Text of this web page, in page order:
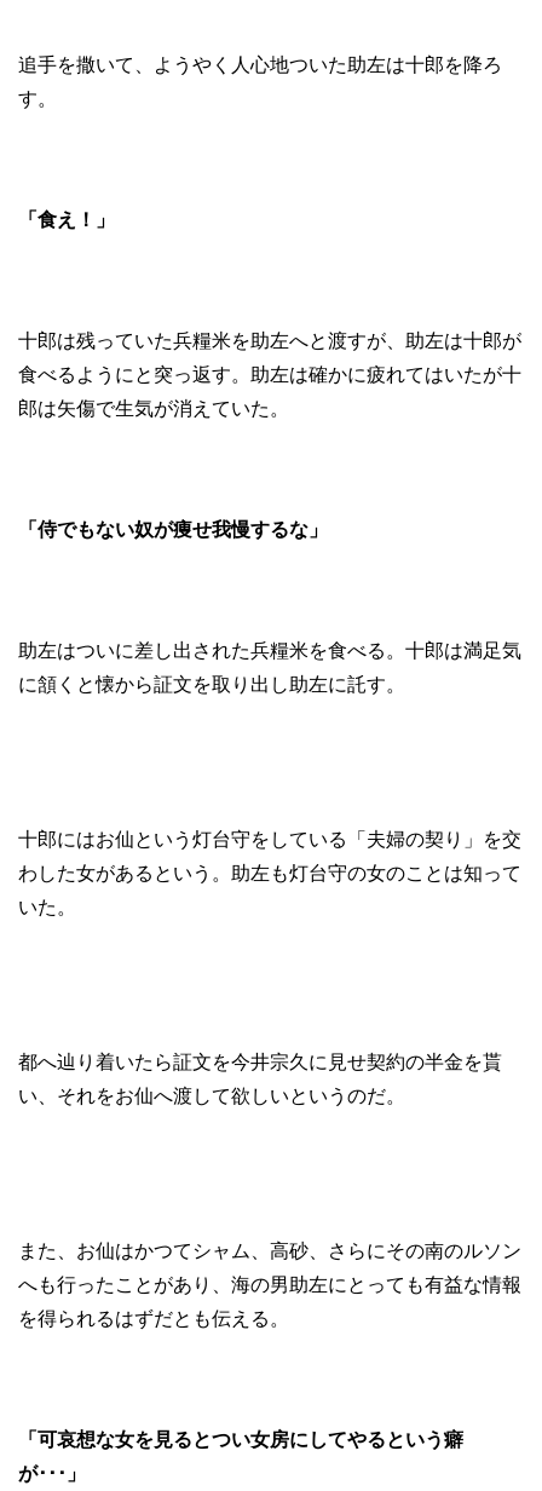
追手を撒いて、ようやく人心地ついた助左は十郎を降ろ
す。
「食え！」
十郎は残っていた兵糧米を助左へと渡すが、助左は十郎が
食べるようにと突っ返す。助左は確かに疲れてはいたが十
郎は矢傷で生気が消えていた。
「侍でもない奴が痩せ我慢するな」
助左はついに差し出された兵糧米を食べる。十郎は満足気
に頷くと懐から証文を取り出し助左に託す。
十郎にはお仙という灯台守をしている「夫婦の契り」を交
わした女があるという。助左も灯台守の女のことは知って
いた。
都へ辿り着いたら証文を今井宗久に見せ契約の半金を貰
い、それをお仙へ渡して欲しいというのだ。
また、お仙はかつてシャム、高砂、さらにその南のルソン
へも行ったことがあり、海の男助左にとっても有益な情報
を得られるはずだとも伝える。
「可哀想な女を見るとつい女房にしてやるという癖
が･･･」